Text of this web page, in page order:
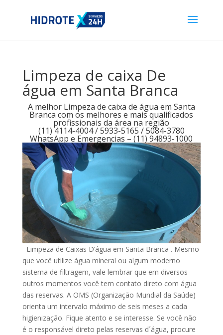
Limpeza de caixa De
água em Santa Branca
A melhor Limpeza de caixa de água em Santa
Branca com os melhores e mais qualificados
profissionais da área na região
(11) 4114-4004 / 5933-5165 / 5084-3780
WhatsApp e Emergencias – (11) 94893-1000
Limpeza de Caixas D’água em Santa Branca . Mesmo
que você utilize água mineral ou algum moderno
sistema de filtragem, vale lembrar que em diversos
outros momentos você tem contato direto com água
das reservas. A OMS (Organização Mundial da Saúde)
orienta um intervalo máximo de seis meses a cada
higienização. Fique atento e se interesse. Se você não
é o responsável direto pelas reservas d´água, procure